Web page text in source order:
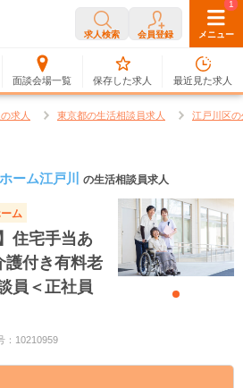
求人検索 会員登録 メニュー
面談会場一覧
0
保存した求人
1
最近見た求人
求人 東京都の生活相談員求人 江戸川区
ーム江戸川 の生活相談員求人
ム
住宅手当あ
護付き有料老
員＜正社員
：10210959